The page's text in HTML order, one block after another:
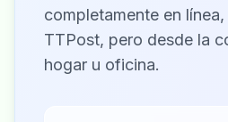
completamente en
TTPost, pero desde la
hogar u oficina.